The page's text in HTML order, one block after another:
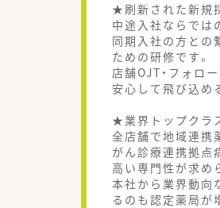
★刷新された新規
中途入社ならでは
同期入社の方との
ための研修です。
店舗OJT・フォロ
安心して飛び込め
★業界トップクラ
全店舗で地域連携
がん診療連携拠点
高い専門性が求め
本社から業界動向
るのも認定薬局が